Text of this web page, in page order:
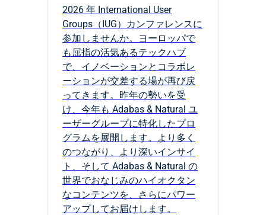
2026 年 International User
Groups（IUG）カンファレンスに
参加しませんか。ヨーロッパで
も屈指の活気あるテックハブ
で、イノベーションとコラボレ
ーションが交差する場が再び戻
ってきます。昨年の勢いを受
け、今年も Adabas & Natural ユ
ーザーグループに特化したプロ
グラムを展開します。より多く
のつながり、より深いインサイ
ト、そして Adabas & Natural の
世界でおなじみのハイオクタン
なコンテンツを、さらにパワー
アップしてお届けします。